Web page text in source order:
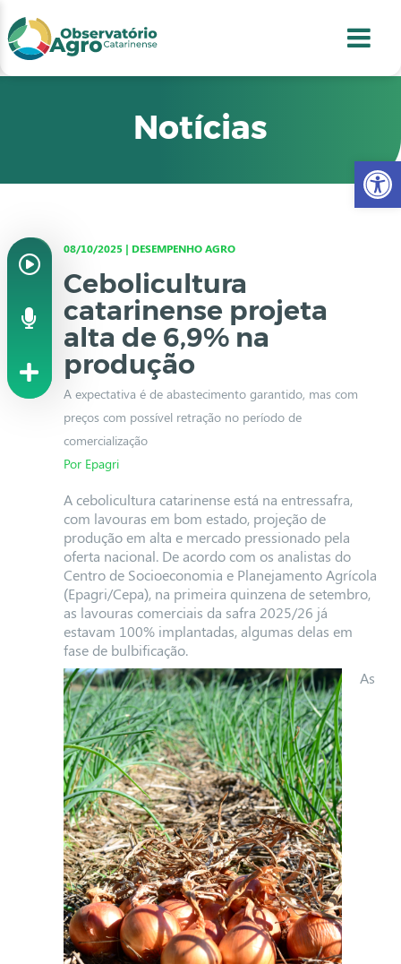
2
3
4
Notícias
08/10/2025 | DESEMPENHO AGRO
Cebolicultura
catarinense projeta
alta de 6,9% na
produção
A expectativa é de abastecimento garantido, mas com
preços com possível retração no período de
comercialização
Por Epagri
A cebolicultura catarinense está na entressafra,
com lavouras em bom estado, projeção de
produção em alta e mercado pressionado pela
oferta nacional. De acordo com os analistas do
Centro de Socioeconomia e Planejamento Agrícola
(Epagri/Cepa), na primeira quinzena de setembro,
as lavouras comerciais da safra 2025/26 já
estavam 100% implantadas, algumas delas em
fase de bulbificação.
As